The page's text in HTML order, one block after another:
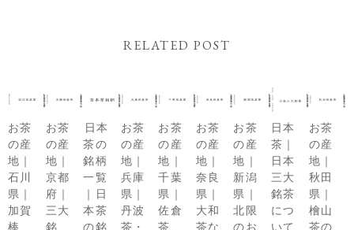
RELATED POST
お茶
の産
地｜
石川
県｜
加賀
棒
お茶
の産
地｜
京都
府｜
三大
銘
日本
茶の
銘柄
一覧
｜日
本茶
の銘
お茶
の産
地｜
兵庫
県｜
丹波
茶・
お茶
の産
地｜
千葉
県｜
佐倉
茶、
お茶
の産
地｜
奈良
県｜
大和
茶な
お茶
の産
地｜
新潟
県｜
北限
のお
日本
茶｜
日本
三大
銘茶
につ
いて
お茶
の産
地｜
秋田
県｜
檜山
茶の